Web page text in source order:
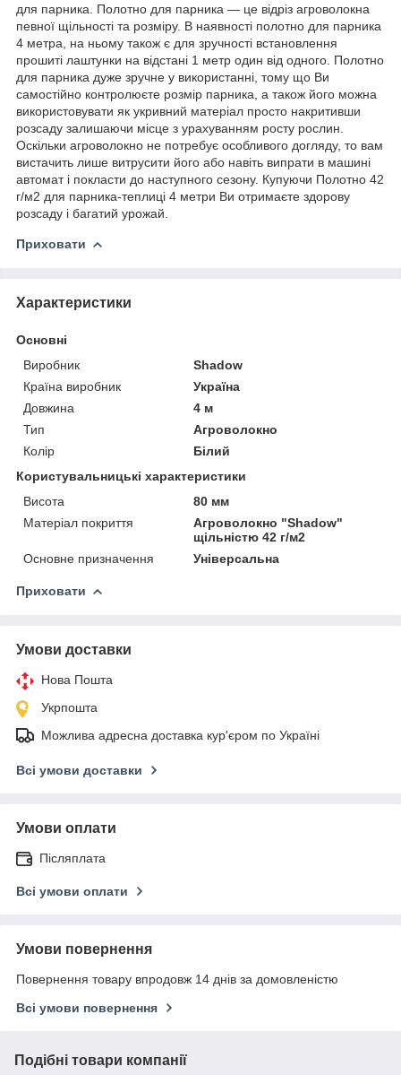
для парника. Полотно для парника — це відріз агроволокна
певної щільності та розміру. В наявності полотно для парника
4 метра, на ньому також є для зручності встановлення
прошиті лаштунки на відстані 1 метр один від одного. Полотно
для парника дуже зручне у використанні, тому що Ви
самостійно контролюєте розмір парника, а також його можна
використовувати як укривний матеріал просто накритивши
розсаду залишаючи місце з урахуванням росту рослин.
Оскільки агроволокно не потребує особливого догляду, то вам
вистачить лише витрусити його або навіть випрати в машині
автомат і покласти до наступного сезону. Купуючи Полотно 42
г/м2 для парника-теплиці 4 метри Ви отримаєте здорову
розсаду і багатий урожай.
Приховати
Характеристики
Основні
Виробник
Shadow
Країна виробник
Україна
Довжина
4 м
Тип
Агроволокно
Колір
Білий
Користувальницькі характеристики
Висота
80 мм
Матеріал покриття
Агроволокно "Shadow"
щільністю 42 г/м2
Основне призначення
Універсальна
Приховати
Умови доставки
Нова Пошта
Укрпошта
Можлива адресна доставка кур'єром по Україні
Всі умови доставки
Умови оплати
Післяплата
Всі умови оплати
Умови повернення
Повернення товару впродовж 14 днів за домовленістю
Всі умови повернення
Подібні товари компанії